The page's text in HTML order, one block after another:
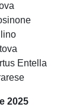
Entella
2025